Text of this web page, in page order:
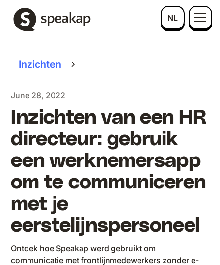
NL
Inzichten
June 28, 2022
Inzichten van een HR
directeur: gebruik
een werknemersapp
om te communiceren
met je
eerstelijnspersoneel
Ontdek hoe Speakap werd gebruikt om
communicatie met frontlijnmedewerkers zonder e-